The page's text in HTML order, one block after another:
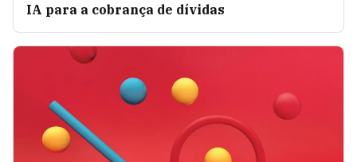
IA para a cobrança de dívidas